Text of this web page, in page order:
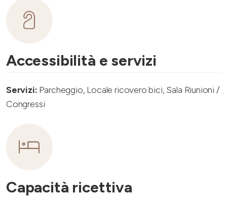
Accessibilità e servizi
Servizi: Parcheggio, Locale ricovero bici, Sala Riunioni /
Congressi
Capacità ricettiva